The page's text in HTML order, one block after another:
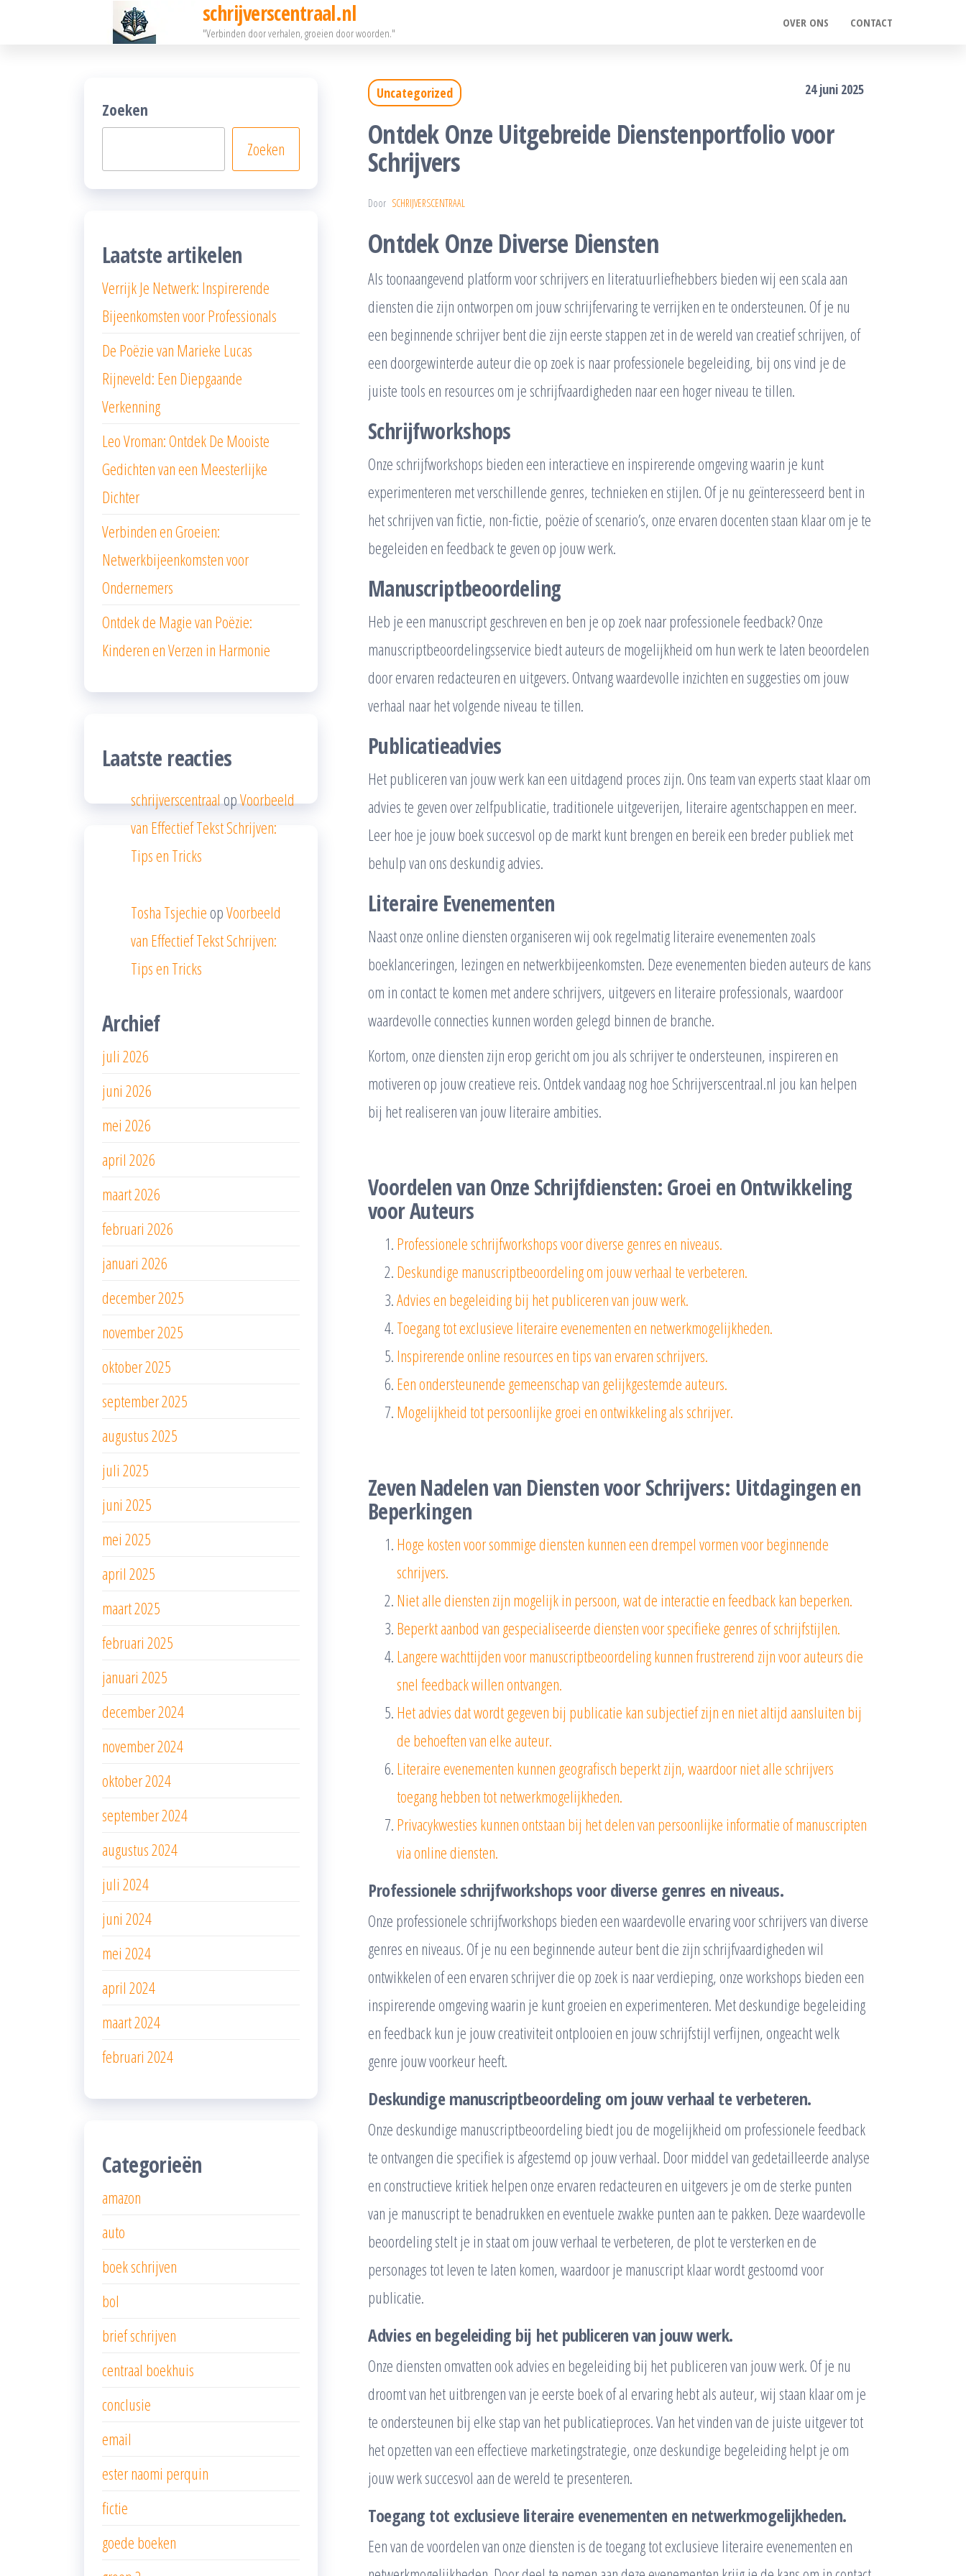
schrijverscentraal.nl
"Verbinden door verhalen, groeien door woorden."
OVER ONS CONTACT
Uncategorized 24 juni 2025
Ontdek Onze Uitgebreide Dienstenportfolio voor
Schrijvers
Door SCHRIJVERSCENTRAAL
Ontdek Onze Diverse Diensten
Als toonaangevend platform voor schrijvers en literatuurliefhebbers bieden wij een scala aan
diensten die zijn ontworpen om jouw schrijfervaring te verrijken en te ondersteunen. Of je nu
een beginnende schrijver bent die zijn eerste stappen zet in de wereld van creatief schrijven, of
een doorgewinterde auteur die op zoek is naar professionele begeleiding, bij ons vind je de
juiste tools en resources om je schrijfvaardigheden naar een hoger niveau te tillen.
Schrijfworkshops
Onze schrijfworkshops bieden een interactieve en inspirerende omgeving waarin je kunt
experimenteren met verschillende genres, technieken en stijlen. Of je nu geïnteresseerd bent in
het schrijven van fictie, non-fictie, poëzie of scenario’s, onze ervaren docenten staan klaar om je te
begeleiden en feedback te geven op jouw werk.
Manuscriptbeoordeling
Heb je een manuscript geschreven en ben je op zoek naar professionele feedback? Onze
manuscriptbeoordelingsservice biedt auteurs de mogelijkheid om hun werk te laten beoordelen
door ervaren redacteuren en uitgevers. Ontvang waardevolle inzichten en suggesties om jouw
verhaal naar het volgende niveau te tillen.
Publicatieadvies
Het publiceren van jouw werk kan een uitdagend proces zijn. Ons team van experts staat klaar om
advies te geven over zelfpublicatie, traditionele uitgeverijen, literaire agentschappen en meer.
Leer hoe je jouw boek succesvol op de markt kunt brengen en bereik een breder publiek met
behulp van ons deskundig advies.
Literaire Evenementen
Naast onze online diensten organiseren wij ook regelmatig literaire evenementen zoals
boeklanceringen, lezingen en netwerkbijeenkomsten. Deze evenementen bieden auteurs de kans
om in contact te komen met andere schrijvers, uitgevers en literaire professionals, waardoor
waardevolle connecties kunnen worden gelegd binnen de branche.
Kortom, onze diensten zijn erop gericht om jou als schrijver te ondersteunen, inspireren en
motiveren op jouw creatieve reis. Ontdek vandaag nog hoe Schrijverscentraal.nl jou kan helpen
bij het realiseren van jouw literaire ambities.
Voordelen van Onze Schrijfdiensten: Groei en Ontwikkeling
voor Auteurs
Professionele schrijfworkshops voor diverse genres en niveaus.
Deskundige manuscriptbeoordeling om jouw verhaal te verbeteren.
Advies en begeleiding bij het publiceren van jouw werk.
Toegang tot exclusieve literaire evenementen en netwerkmogelijkheden.
Inspirerende online resources en tips van ervaren schrijvers.
Een ondersteunende gemeenschap van gelijkgestemde auteurs.
Mogelijkheid tot persoonlijke groei en ontwikkeling als schrijver.
Zeven Nadelen van Diensten voor Schrijvers: Uitdagingen en
Beperkingen
Hoge kosten voor sommige diensten kunnen een drempel vormen voor beginnende
schrijvers.
Niet alle diensten zijn mogelijk in persoon, wat de interactie en feedback kan beperken.
Beperkt aanbod van gespecialiseerde diensten voor specifieke genres of schrijfstijlen.
Langere wachttijden voor manuscriptbeoordeling kunnen frustrerend zijn voor auteurs die
snel feedback willen ontvangen.
Het advies dat wordt gegeven bij publicatie kan subjectief zijn en niet altijd aansluiten bij
de behoeften van elke auteur.
Literaire evenementen kunnen geografisch beperkt zijn, waardoor niet alle schrijvers
toegang hebben tot netwerkmogelijkheden.
Privacykwesties kunnen ontstaan bij het delen van persoonlijke informatie of manuscripten
via online diensten.
Professionele schrijfworkshops voor diverse genres en niveaus.
Onze professionele schrijfworkshops bieden een waardevolle ervaring voor schrijvers van diverse
genres en niveaus. Of je nu een beginnende auteur bent die zijn schrijfvaardigheden wil
ontwikkelen of een ervaren schrijver die op zoek is naar verdieping, onze workshops bieden een
inspirerende omgeving waarin je kunt groeien en experimenteren. Met deskundige begeleiding
en feedback kun je jouw creativiteit ontplooien en jouw schrijfstijl verfijnen, ongeacht welk
genre jouw voorkeur heeft.
Deskundige manuscriptbeoordeling om jouw verhaal te verbeteren.
Onze deskundige manuscriptbeoordeling biedt jou de mogelijkheid om professionele feedback
te ontvangen die specifiek is afgestemd op jouw verhaal. Door middel van gedetailleerde analyse
en constructieve kritiek helpen onze ervaren redacteuren en uitgevers je om de sterke punten
van je manuscript te benadrukken en eventuele zwakke punten aan te pakken. Deze waardevolle
beoordeling stelt je in staat om jouw verhaal te verbeteren, de plot te versterken en de
personages tot leven te laten komen, waardoor je manuscript klaar wordt gestoomd voor
publicatie.
Advies en begeleiding bij het publiceren van jouw werk.
Onze diensten omvatten ook advies en begeleiding bij het publiceren van jouw werk. Of je nu
droomt van het uitbrengen van je eerste boek of al ervaring hebt als auteur, wij staan klaar om je
te ondersteunen bij elke stap van het publicatieproces. Van het vinden van de juiste uitgever tot
het opzetten van een effectieve marketingstrategie, onze deskundige begeleiding helpt je om
jouw werk succesvol aan de wereld te presenteren.
Toegang tot exclusieve literaire evenementen en netwerkmogelijkheden.
Een van de voordelen van onze diensten is de toegang tot exclusieve literaire evenementen en
Zoeken
Zoeken
Laatste artikelen
Verrijk Je Netwerk: Inspirerende
Bijeenkomsten voor Professionals
De Poëzie van Marieke Lucas
Rijneveld: Een Diepgaande
Verkenning
Leo Vroman: Ontdek De Mooiste
Gedichten van een Meesterlijke
Dichter
Verbinden en Groeien:
Netwerkbijeenkomsten voor
Ondernemers
Ontdek de Magie van Poëzie:
Kinderen en Verzen in Harmonie
Laatste reacties
schrijverscentraalopVoorbeeld
van Effectief Tekst Schrijven:
Tips en Tricks
Tosha Tsjechie opVoorbeeld
van Effectief Tekst Schrijven:
Tips en Tricks
Archief
juli 2026
juni 2026
mei 2026
april 2026
maart 2026
februari 2026
januari 2026
december 2025
november 2025
oktober 2025
september 2025
augustus 2025
juli 2025
juni 2025
mei 2025
april 2025
maart 2025
februari 2025
januari 2025
december 2024
november 2024
oktober 2024
september 2024
augustus 2024
juli 2024
juni 2024
mei 2024
april 2024
maart 2024
februari 2024
Categorieën
amazon
auto
boek schrijven
bol
brief schrijven
centraal boekhuis
conclusie
email
ester naomi perquin
fictie
goede boeken